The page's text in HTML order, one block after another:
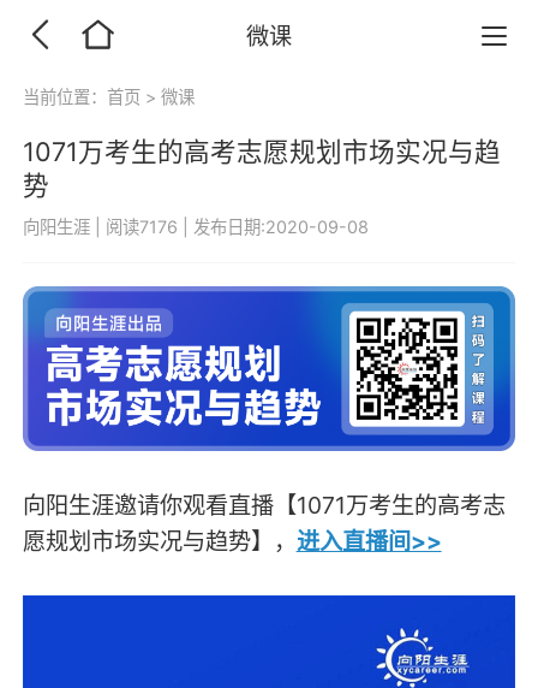
微课
当前位置：首页 > 微课
1071万考生的高考志愿规划市场实况与趋
势
向阳生涯 阅读7176 发布日期:2020-09-08
向阳生涯邀请你观看直播【1071万考生的高考志
愿规划市场实况与趋势】， 进入直播间>>